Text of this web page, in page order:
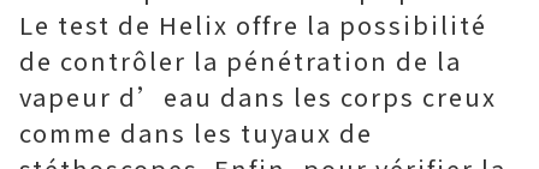
Le test de Helix offre la possibilité
de contrôler la pénétration de la
vapeur d’eau dans les corps creux
comme dans les tuyaux de